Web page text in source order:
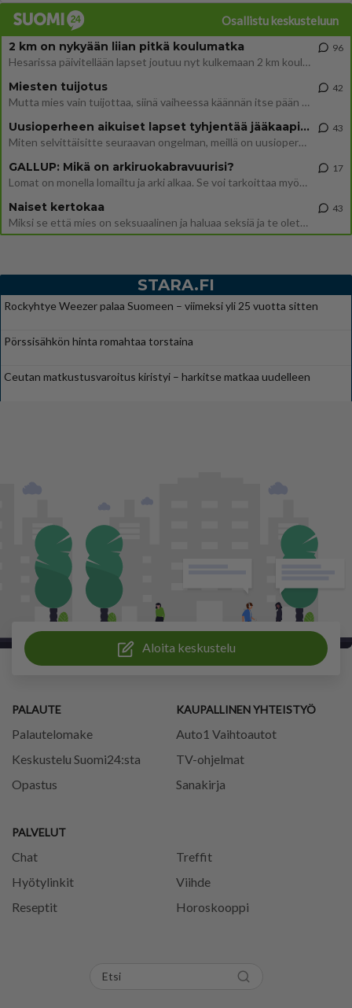
Osallistu keskusteluun
2 km on nykyään liian pitkä koulumatka
Hesarissa päivitellään lapset joutuu nyt kulkemaan 2 km kouluun jösses. Ruostefillarilla tuo matka menee vaikka miten äk
96
Miesten tuijotus
Mutta mies vain tuijottaa, siinä vaiheessa käännän itse pään pois. Mikä juttu? Yleensä jos joku tuijottaa tai katsoo, hä
42
Uusioperheen aikuiset lapset tyhjentää jääkaapin käydessään
Miten selvittäisitte seuraavan ongelman, meillä on uusioperhe, minulla teini-ikäiset lapset ja puolisolla aikuiset, jotk
43
GALLUP: Mikä on arkiruokabravuurisi?
Lomat on monella lomailtu ja arki alkaa. Se voi tarkoittaa myös sitä, että grillailut on grillattu ja palataan arjen ruo
17
Naiset kertokaa
Miksi se että mies on seksuaalinen ja haluaa seksiä ja te olette hänen mielestänne haluttava on vastenmielistä? Mikä sii
43
STARA.FI
Rockyhtye Weezer palaa Suomeen – viimeksi yli 25 vuotta sitten
Pörssisähkön hinta romahtaa torstaina
Ceutan matkustusvaroitus kiristyi – harkitse matkaa uudelleen
Aloita keskustelu
PALAUTE
Palautelomake
Keskustelu Suomi24:sta
Opastus
PALVELUT
Chat
Treffit
Hyötylinkit
Viihde
Reseptit
Horoskooppi
KAUPALLINEN YHTEISTYÖ
Auto1 Vaihtoautot
TV-ohjelmat
Sanakirja